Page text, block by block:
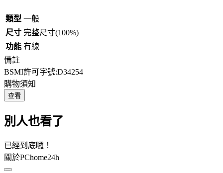
類型 一般
尺寸 完整尺寸(100%)
功能 有線
備註
BSMI許可字號:D34254
購物須知
查看
別人也看了
已經到底囉！
關於PChome24h